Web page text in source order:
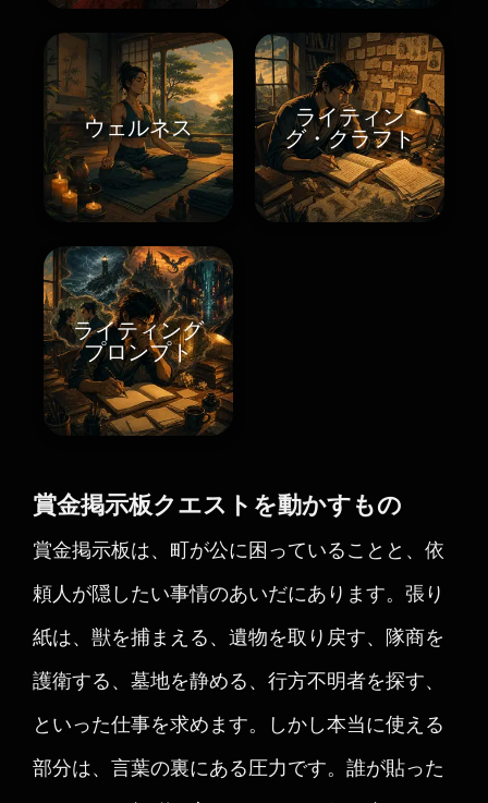
ウェルネス
ライティン
グ・クラフト
ライティング
プロンプト
賞金掲示板クエストを動かすもの
賞金掲示板は、町が公に困っていることと、依
頼人が隠したい事情のあいだにあります。張り
紙は、獣を捕まえる、遺物を取り戻す、隊商を
護衛する、墓地を静める、行方不明者を探す、
といった仕事を求めます。しかし本当に使える
部分は、言葉の裏にある圧力です。誰が貼った